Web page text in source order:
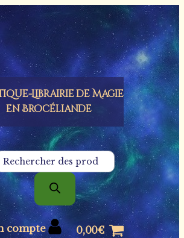
cookies
Librairie deMagie
en Brocéliande
compte 0,00€